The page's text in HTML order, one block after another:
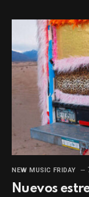
NEW MUSIC FRIDAY
Nuevos